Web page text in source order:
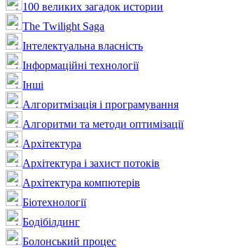
100 великих загадок истории
The Twilight Saga
Інтелектуальна влaсність
Інформаційні технології
Інші
Алгоритмізація і програмування
Алгоритми та методи оптимізації
Архітектура
Архітектура і захист потоків
Архітектура компютерів
Біотехнології
Бодібілдинг
Болонський процес